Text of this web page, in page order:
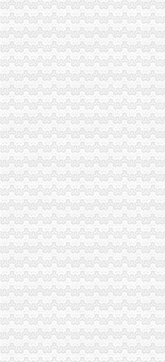
壹五六无纸化报关页,报关无纸化,在线
无纸化报关签约流程-老报关员剖析无
无纸化报关_政务咨询_浙江电子口岸
无纸化报关要什么资料给报关行,报关行
无纸化报关到底是怎么回事_搜问问
无纸化报关资料的日记
无纸化报关只是海运才可以吗_百度知
【无纸化报关资料无纸化报关资料】
无纸化报关—在线播放—优酷网,高清
无纸化报关/电子报关/报关委托书-电
无纸化报关排长龙善意新政遭企业吐
上海无纸化报关：提供整套报关资料
西自区进入“无纸化报关”时代_地方政
木材进口无纸化报关操作流程
【无纸化报关-上海机场专业进口公司
宜昌无纸化报关
【供应荆州无纸化报关】价格,厂家,商
宜昌无纸化报关_志趣网
无纸化报关操作流程【货代同行转了】
无纸化报关|买单无纸化报关|东莞出口
专业湖北无纸化无纸化报关_志趣网
无纸化报关Nano电子商城
宁波无纸化报关宁波电子报关宁波买
无纸化报关问题。实行无纸化报关后,